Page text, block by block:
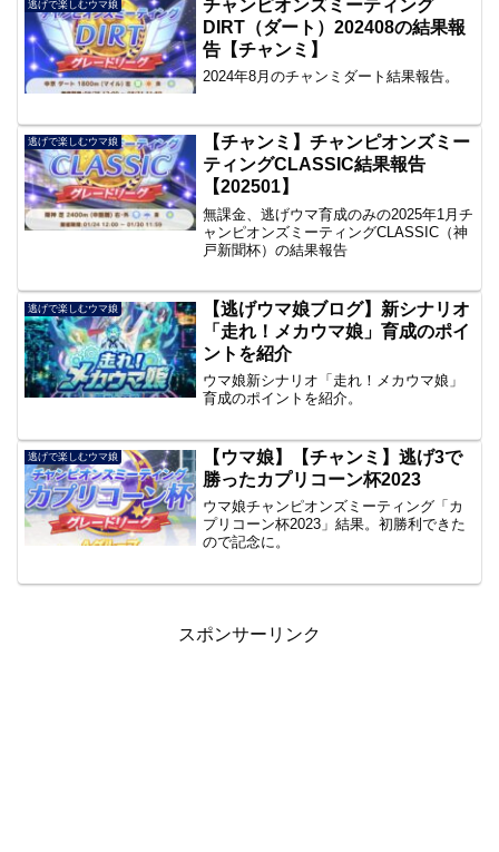
逃げで楽しむウマ娘
チャンピオンズミーティング
DIRT（ダート）202408の結果報
告【チャンミ】
2024年8月のチャンミダート結果報告。
逃げで楽しむウマ娘
【チャンミ】チャンピオンズミー
ティングCLASSIC結果報告
【202501】
無課金、逃げウマ育成のみの2025年1月チ
ャンピオンズミーティングCLASSIC（神
戸新聞杯）の結果報告
逃げで楽しむウマ娘
【逃げウマ娘ブログ】新シナリオ
「走れ！メカウマ娘」育成のポイ
ントを紹介
ウマ娘新シナリオ「走れ！メカウマ娘」
育成のポイントを紹介。
逃げで楽しむウマ娘
【ウマ娘】【チャンミ】逃げ3で
勝ったカプリコーン杯2023
ウマ娘チャンピオンズミーティング「カ
プリコーン杯2023」結果。初勝利できた
ので記念に。
スポンサーリンク